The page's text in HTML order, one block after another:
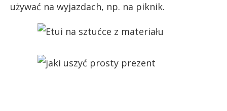
używać na wyjazdach, np. na piknik.